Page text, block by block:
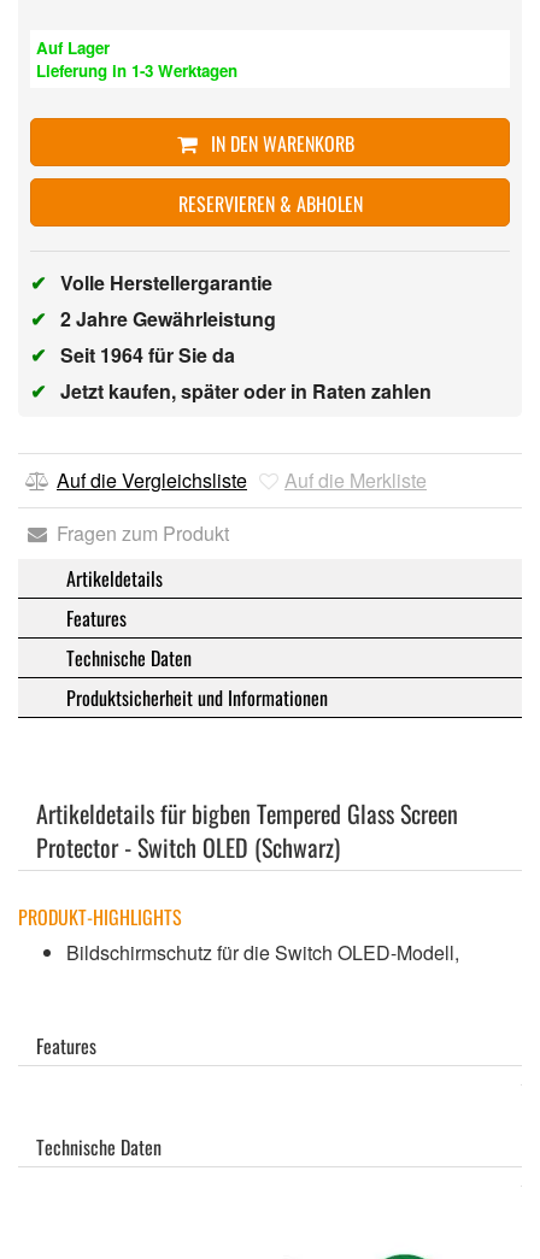
Auf Lager
Lieferung in 1-3 Werktagen
IN DEN WARENKORB
RESERVIEREN & ABHOLEN
✔ Volle Herstellergarantie
✔ 2 Jahre Gewährleistung
✔ Seit 1964 für Sie da
✔ Jetzt kaufen, später oder in Raten zahlen
Auf die Vergleichsliste
Auf die Merkliste
Fragen zum Produkt
Artikeldetails
Features
Technische Daten
Produktsicherheit und Informationen
Artikeldetails für bigben Tempered Glass Screen
Protector - Switch OLED (Schwarz)
PRODUKT-HIGHLIGHTS
Bildschirmschutz für die Switch OLED-Modell,
Features
Technische Daten